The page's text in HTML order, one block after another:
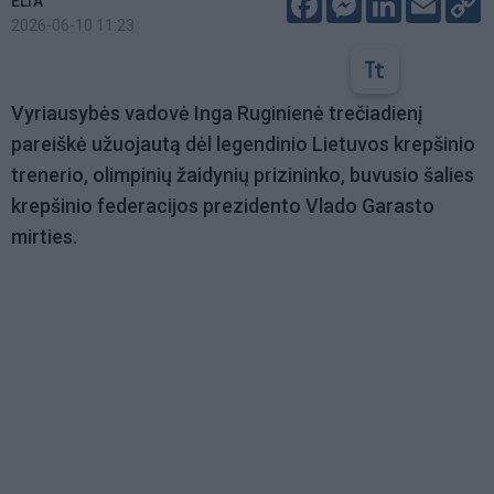
2026-06-10 11:23
Vyriausybės vadovė Inga Ruginienė trečiadienį
pareiškė užuojautą dėl legendinio Lietuvos krepšinio
trenerio, olimpinių žaidynių prizininko, buvusio šalies
krepšinio federacijos prezidento Vlado Garasto
mirties.